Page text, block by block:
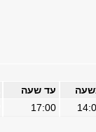
עד שעה
17:00